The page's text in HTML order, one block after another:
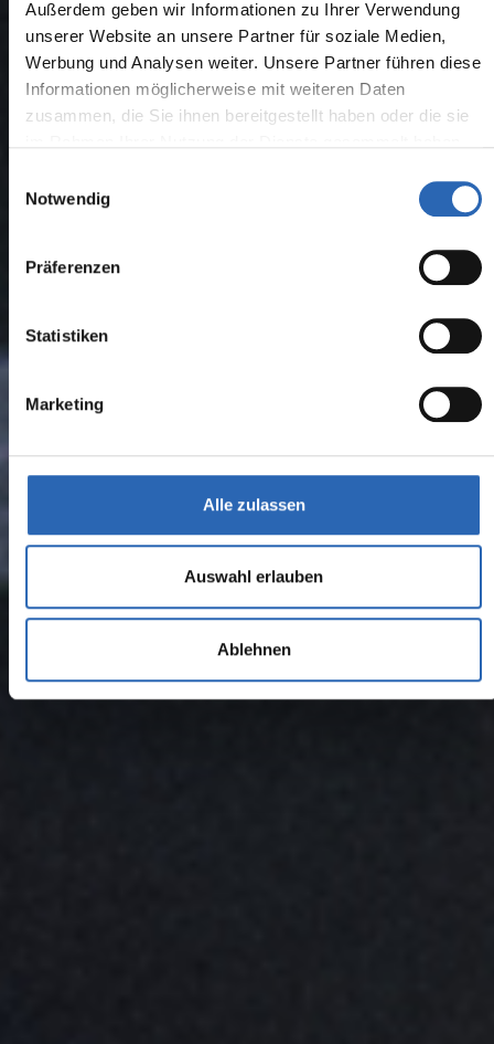
Außerdem geben wir Informationen zu Ihrer Verwendung
unserer Website an unsere Partner für soziale Medien,
Werbung und Analysen weiter. Unsere Partner führen diese
Informationen möglicherweise mit weiteren Daten
zusammen, die Sie ihnen bereitgestellt haben oder die sie
Notwendig
Präferenzen
Statistiken
Marketing
Alle zulassen
Auswahl erlauben
Ablehnen